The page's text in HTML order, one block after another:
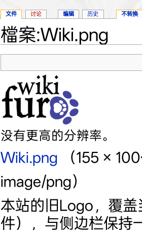
檔案:Wiki.png
没有更高的分辨率。
Wiki.png
（155 ×
image/png）
本站的旧Logo，覆
件），与侧边栏保持
文件 讨论 编辑 历史 不转换